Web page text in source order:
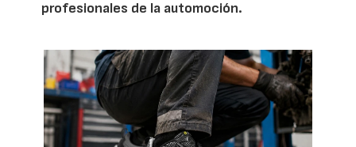
profesionales de la automoción.